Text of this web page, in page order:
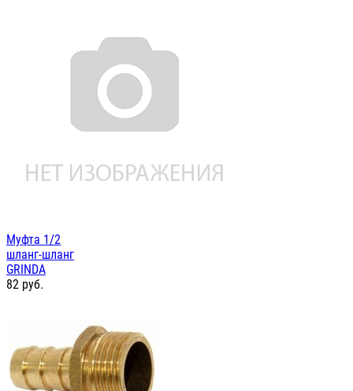
Муфта 1/2
шланг-шланг
GRINDA
82 руб.